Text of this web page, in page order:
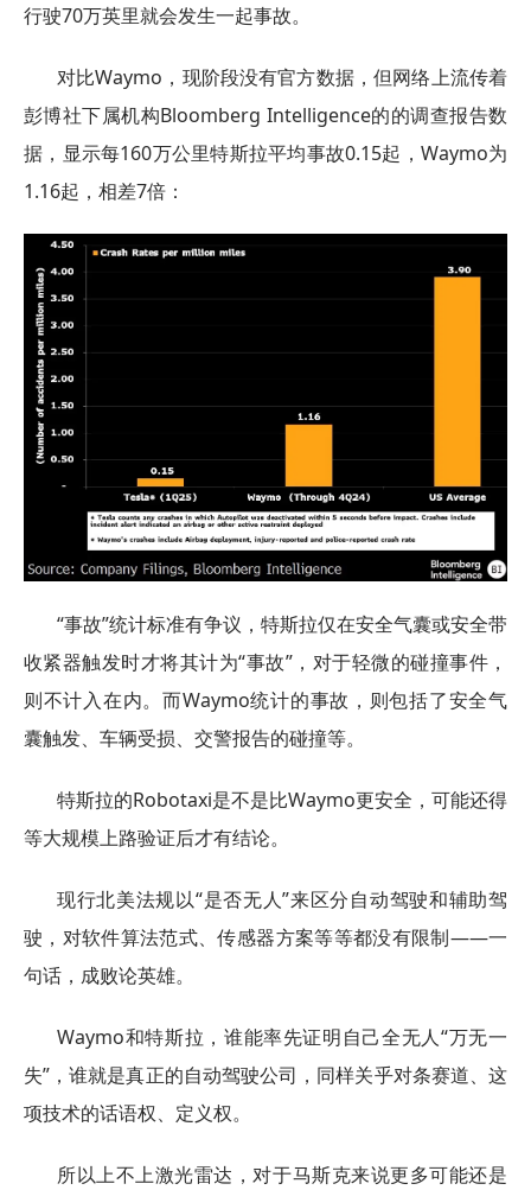
行驶70万英里就会发生一起事故。
对比Waymo，现阶段没有官方数据，但网络上流传着
彭博社下属机构Bloomberg Intelligence的的调查报告数
据，显示每160万公里特斯拉平均事故0.15起，Waymo为
1.16起，相差7倍：
“事故”统计标准有争议，特斯拉仅在安全气囊或安全带
收紧器触发时才将其计为“事故”，对于轻微的碰撞事件，
则不计入在内。而Waymo统计的事故，则包括了安全气
囊触发、车辆受损、交警报告的碰撞等。
特斯拉的Robotaxi是不是比Waymo更安全，可能还得
等大规模上路验证后才有结论。
现行北美法规以“是否无人”来区分自动驾驶和辅助驾
驶，对软件算法范式、传感器方案等等都没有限制——一
句话，成败论英雄。
Waymo和特斯拉，谁能率先证明自己全无人“万无一
失”，谁就是真正的自动驾驶公司，同样关乎对条赛道、这
项技术的话语权、定义权。
所以上不上激光雷达，对于马斯克来说更多可能还是